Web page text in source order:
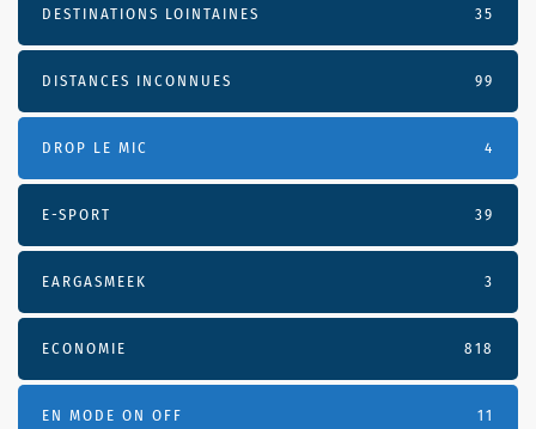
DESTINATIONS LOINTAINES 35
DISTANCES INCONNUES 99
DROP LE MIC 4
E-SPORT 39
EARGASMEEK 3
ECONOMIE 818
EN MODE ON OFF 11